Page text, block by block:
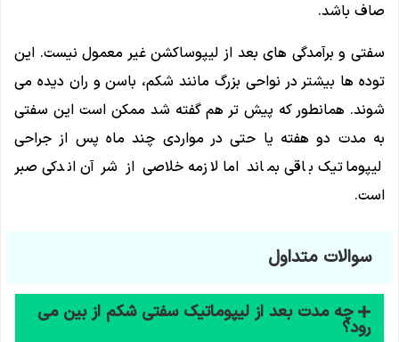
صاف باشد.
سفتی و برآمدگی های بعد از لیپوساکشن غیر معمول نیست. این
توده ها بیشتر در نواحی بزرگ مانند شکم، باسن و ران دیده می
شوند. همانطور که پیش تر هم گفته شد ممکن است این سفتی
به مدت دو هفته یا حتی در مواردی چند ماه پس از جراحی
لیپوماتیک باقی بماند اما لازمه خلاصی از شر آن اندکی صبر
است.
سوالات متداول
چه مدت بعد از لیپوماتیک سفتی شکم از بین می
رود؟